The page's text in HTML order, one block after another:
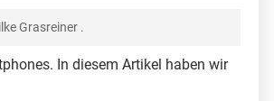
Grasreiner .
In diesem Artikel haben wir